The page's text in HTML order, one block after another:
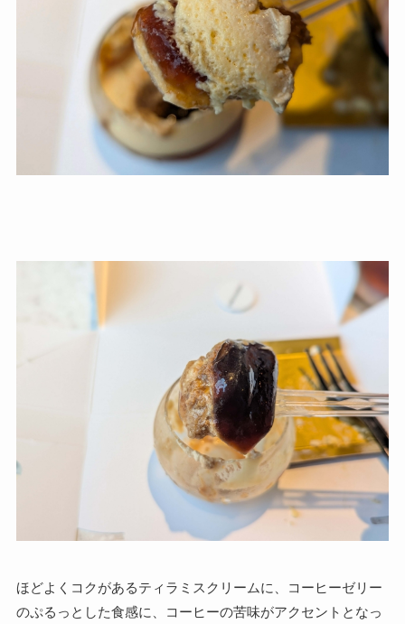
ほどよくコクがあるティラミスクリームに、コーヒーゼリー
のぷるっとした食感に、コーヒーの苦味がアクセントとなっ